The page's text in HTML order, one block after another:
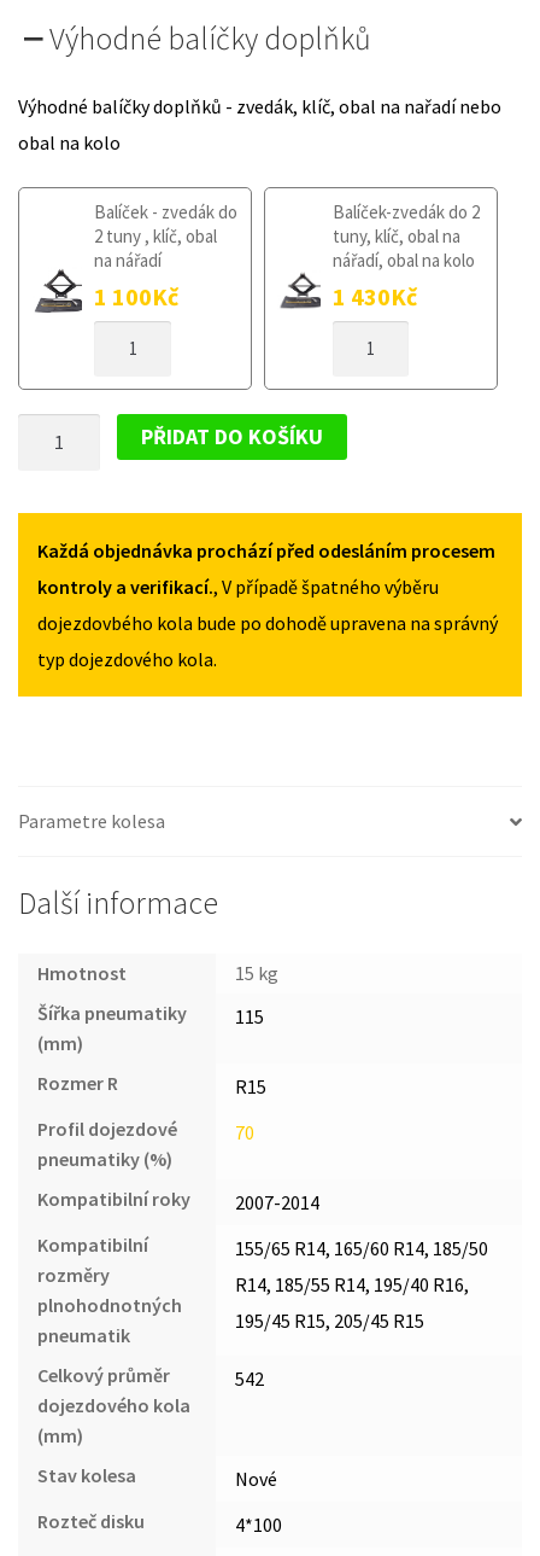
Výhodné balíčky doplňků
Výhodné balíčky doplňků - zvedák, klíč, obal na nařadí nebo
obal na kolo
Balíček - zvedák do
2 tuny , klíč, obal
na nářadí
1 100Kč
KOLO
2007-
Balíček-zvedák do 2
tuny, klíč, obal na
nářadí, obal na kolo
1 430Kč
KOLO
2007-
AGILA
2007-
115/70R15
MNOŽSTVÍ
PŘIDAT DO KOŠÍKU
Každá objednávka prochází před odesláním procesem
kontroly a verifikací., V případě špatného výběru
dojezdovbého kola bude po dohodě upravena na správný
typ dojezdového kola.
Parametre kolesa
Další informace
Hmotnost
15 kg
Šířka pneumatiky
(mm)
115
Rozmer R
R15
Profil dojezdové
pneumatiky (%)
70
Kompatibilní roky
2007-2014
Kompatibilní
rozměry
plnohodnotných
pneumatik
155/65 R14, 165/60 R14, 185/50
R14, 185/55 R14, 195/40 R16,
195/45 R15, 205/45 R15
Celkový průměr
dojezdového kola
(mm)
542
Stav kolesa
Nové
Rozteč disku
4*100